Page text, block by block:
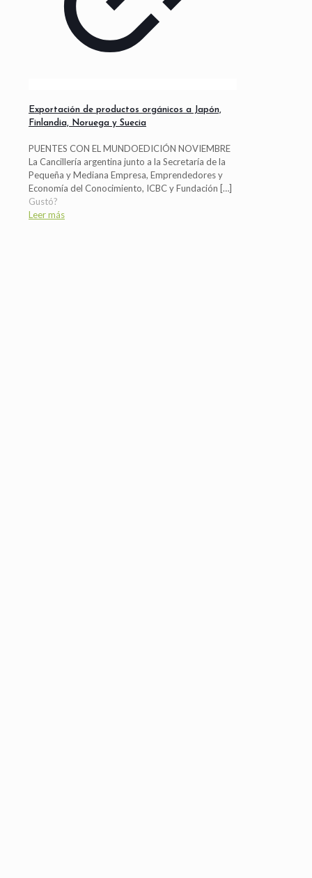
Exportación de productos orgánicos a Japón,
Finlandia, Noruega y Suecia
PUENTES CON EL MUNDOEDICIÓN NOVIEMBRE
La Cancillería argentina junto a la Secretaría de la
Pequeña y Mediana Empresa, Emprendedores y
Economía del Conocimiento, ICBC y Fundación […]
Gustó?
Leer más